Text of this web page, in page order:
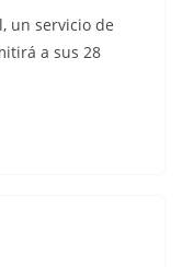
un servicio de
a sus 28